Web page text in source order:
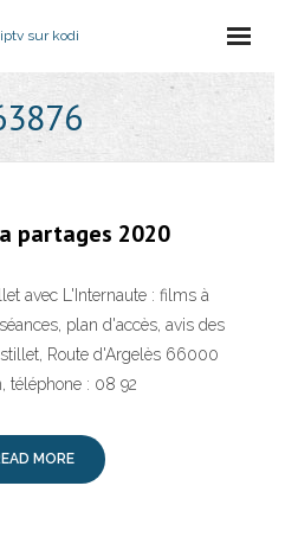
sur kodi
partages 2020
avec L'Internaute : films à
plan d'accès, avis des
Route d'Argelès 66000
téléphone : 08 92
MORE